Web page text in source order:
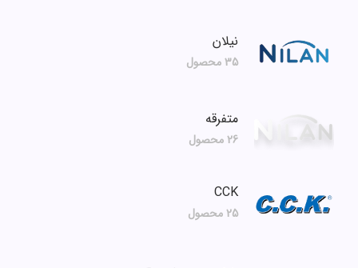
نیلان
35 محصول
متفرقه
26 محصول
CCK
25 محصول